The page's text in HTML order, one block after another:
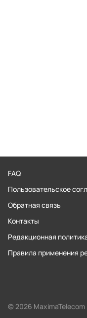
FAQ
Пользовательское
Обратная связь
Контакты
Редакционная
Правила применения
© 2026 MaximaTelecom